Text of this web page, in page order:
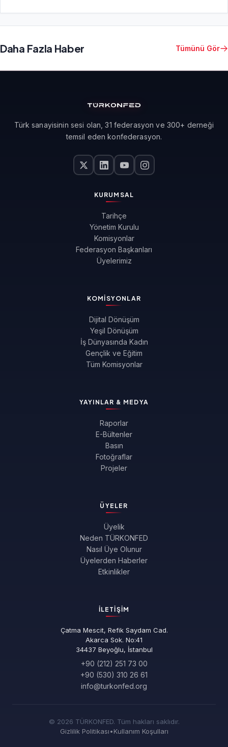
Daha Fazla Haber Tümünü Gör
Türk sanayisinin sesi olan, 31 federasyon ve 300+ derneği
temsil eden konfederasyon.
KURUMSAL
Tarihçe
Yönetim Kurulu
Komisyonlar
Federasyon Başkanları
Üyelerimiz
KOMISYONLAR
Dijital Dönüşüm
Yeşil Dönüşüm
İş Dünyasında Kadın
Gençlik ve Eğitim
Tüm Komisyonlar
YAYINLAR & MEDYA
Raporlar
E-Bültenler
Basın
Fotoğraflar
Projeler
ÜYELER
Üyelik
Neden TÜRKONFED
Nasıl Üye Olunur
Üyelerden Haberler
Etkinlikler
İLETIŞIM
Çatma Mescit, Refik Saydam Cad.
Akarca Sok. No:41
34437 Beyoğlu, İstanbul
+90 (212) 251 73 00
+90 (530) 310 26 61
info@turkonfed.org
© 2026 TÜRKONFED. Tüm hakları saklıdır.
Gizlilik Politikası•Kullanım Koşulları